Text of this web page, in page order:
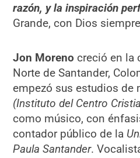
razón, y la inspiración
Grande, con Dios
Jon Moreno creció en la
Norte de Santander,
empezó sus estudios de
(Instituto del Centro
como músico, con
contador público de la
Paula Santander.